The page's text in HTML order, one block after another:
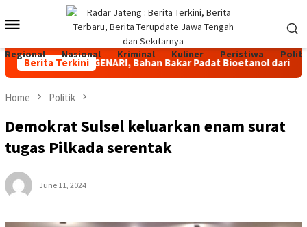
to
Mobile
Menu
Regional Nasional Kriminal Kuliner Peristiwa
Berita Terkini
Luncurkan GENARI, Bahan Bakar Padat Bioetanol dari
Home Politik
Demokrat Sulsel keluarkan enam surat
tugas Pilkada serentak
June 11, 2024